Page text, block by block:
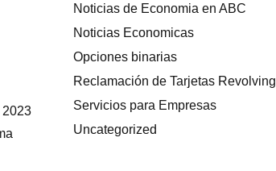
2023
Noticias de Economia en ABC
Noticias Economicas
Opciones binarias
Reclamación de Tarjetas Revolving
Servicios para Empresas
Uncategorized